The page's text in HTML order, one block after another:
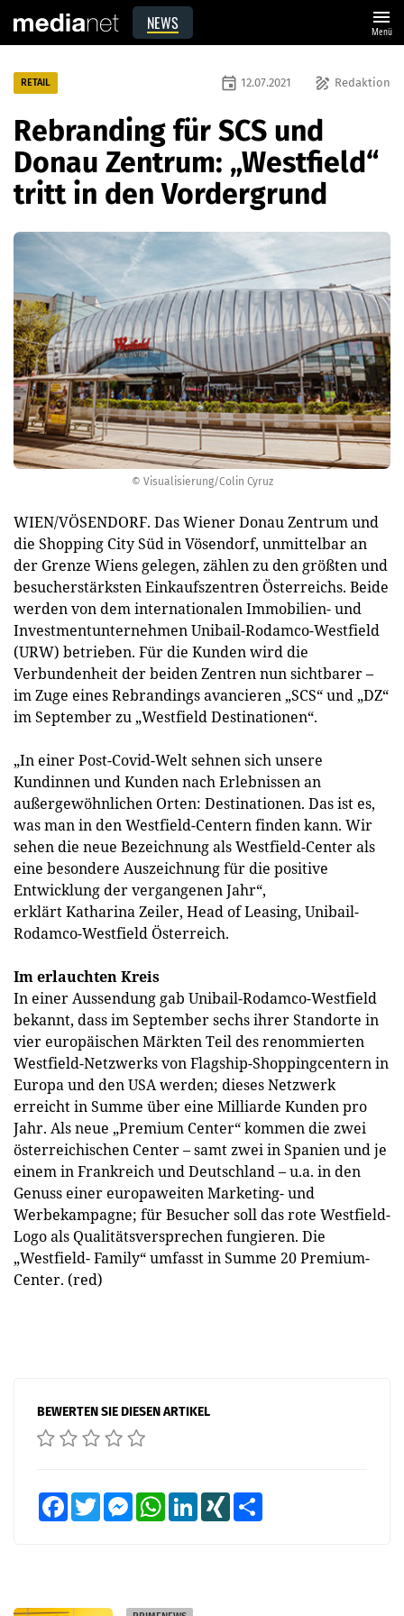
NEWS menu
Menü
© Visualisierung/Colin Cyruz
RETAIL draw Redaktion
event 12.07.2021
Rebranding für SCS und
Donau Zentrum: „Westfield“
tritt in den Vordergrund
WIEN/VÖSENDORF. Das Wiener Donau Zentrum und
die Shopping City Süd in Vösendorf, unmittelbar an
der Grenze Wiens gelegen, zählen zu den größten und
besucherstärksten Einkaufszentren Österreichs. Beide
werden von dem internationalen Immobilien- und
Investmentunternehmen Unibail-Rodamco-Westfield
(URW) betrieben. Für die Kunden wird die
Verbundenheit der beiden Zentren nun sichtbarer –
im Zuge eines Rebrandings avancieren „SCS“ und „DZ“
im September zu „Westfield Destinationen“.
„In einer Post-Covid-Welt sehnen sich unsere
Kundinnen und Kunden nach Erlebnissen an
außergewöhnlichen Orten: Destinationen. Das ist es,
was man in den Westfield-Centern finden kann. Wir
sehen die neue Bezeichnung als Westfield-Center als
eine besondere Auszeichnung für die positive
Entwicklung der vergangenen Jahr“,
erklärtKatharina Zeiler, Head of Leasing, Unibail-
Rodamco-Westfield Österreich.
Im erlauchten Kreis
In einer Aussendung gab Unibail-Rodamco-Westfield
bekannt, dass im September sechs ihrer Standorte in
vier europäischen Märkten Teil des renommierten
Westfield-Netzwerks von Flagship-Shoppingcentern in
Europa und den USA werden; dieses Netzwerk
erreicht in Summe über eine Milliarde Kunden pro
Jahr. Als neue „Premium Center“ kommen die zwei
österreichischen Center – samt zwei in Spanien und je
einem in Frankreich und Deutschland – u.a. in den
Genuss einer europaweiten Marketing- und
Werbekampagne; für Besucher soll das rote Westfield-
Logo als Qualitätsversprechen fungieren. Die
„Westfield- Family“ umfasst in Summe 20 Premium-
Center. (red)
BEWERTEN SIE DIESEN ARTIKEL
FacebookTwitter MessengerWhatsAppLinkedInXING